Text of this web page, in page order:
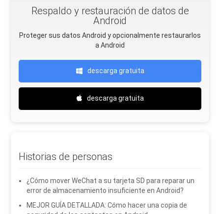
Respaldo y restauración de datos de
Android
Proteger sus datos Android y opcionalmente restaurarlos
a Android
descarga gratuita
descarga gratuita
Historias de personas
¿Cómo mover WeChat a su tarjeta SD para reparar un
error de almacenamiento insuficiente en Android?
MEJOR GUÍA DETALLADA: Cómo hacer una copia de